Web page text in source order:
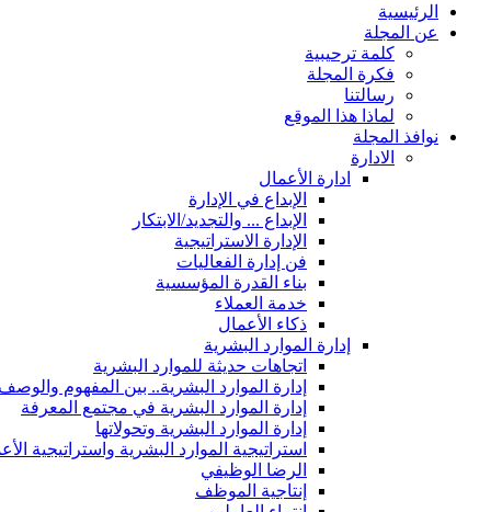
الرئيسية
عن المجلة
كلمة ترحيبية
فكرة المجلة
رسالتنا
لماذا هذا الموقع
نوافذ المجلة
الادارة
ادارة الأعمال
الإبداع في الإدارة
الإبداع ... والتجديد/الابتكار
الإدارة الاستراتيجية
فن إدارة الفعاليات
بناء القدرة المؤسسية
خدمة العملاء
ذكاء الأعمال
إدارة الموارد البشرية
اتجاهات حديثة للموارد البشرية
إدارة الموارد البشرية.. بين المفهوم
إدارة الموارد البشرية في مجتمع المعرفة
إدارة الموارد البشرية وتحولاتها
استراتيجية الموارد البشرية واستراتيجية
الرضا الوظيفي
إنتاجية الموظف